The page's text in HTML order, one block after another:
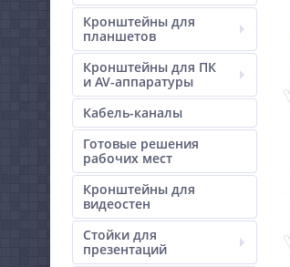
Кронштейны для
планшетов
Кронштейны для ПК
и AV-аппаратуры
Кабель-каналы
Готовые решения
рабочих мест
Кронштейны для
видеостен
Стойки для
презентаций